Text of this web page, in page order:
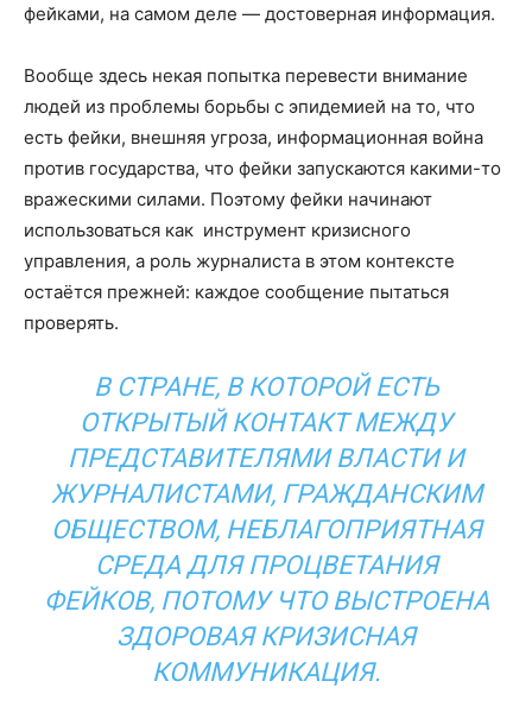
фейками, на самом деле — достоверная информация.
Вообще здесь некая попытка перевести внимание
людей из проблемы борьбы с эпидемией на то, что
есть фейки, внешняя угроза, информационная война
против государства, что фейки запускаются какими-то
вражескими силами. Поэтому фейки начинают
использоваться как инструмент кризисного
управления, а роль журналиста в этом контексте
остаётся прежней: каждое сообщение пытаться
проверять.
В СТРАНЕ, В КОТОРОЙ ЕСТЬ
ОТКРЫТЫЙ КОНТАКТ МЕЖДУ
ПРЕДСТАВИТЕЛЯМИ ВЛАСТИ И
ЖУРНАЛИСТАМИ, ГРАЖДАНСКИМ
ОБЩЕСТВОМ, НЕБЛАГОПРИЯТНАЯ
СРЕДА ДЛЯ ПРОЦВЕТАНИЯ
ФЕЙКОВ, ПОТОМУ ЧТО ВЫСТРОЕНА
ЗДОРОВАЯ КРИЗИСНАЯ
КОММУНИКАЦИЯ.